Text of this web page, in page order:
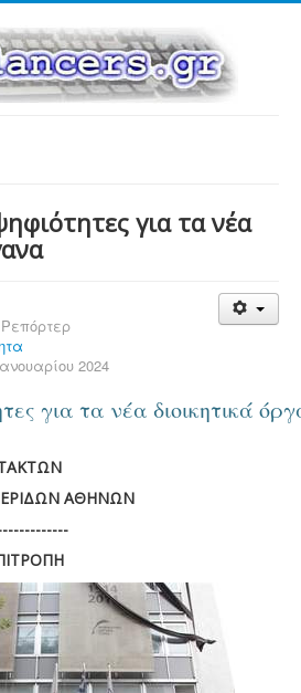
για τα νέα
Ρεπόρτερ
2024
για τα νέα διοικητικά
ΑΘΗΝΩΝ